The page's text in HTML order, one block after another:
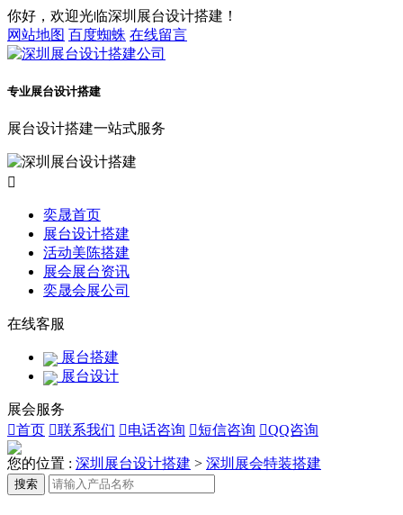
你好，欢迎光临深圳展台设计搭建！
网站地图 百度蜘蛛 在线留言
专业展台设计搭建
展台设计搭建一站式服务

奕晟首页
展台设计搭建
活动美陈搭建
展会展台资讯
奕晟会展公司
在线客服
展台搭建
展台设计
展会服务
首页 联系我们 电话咨询 短信咨询 QQ咨询
您的位置 : 深圳展台设计搭建 > 深圳展会特装搭建
搜索